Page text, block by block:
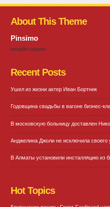
About This Theme
Pinsimo
онлайн казино
Recent Posts
Ушел из жизни актер Иван Бортник
Годовщина свадьбы в вагоне бизнес-
В московскую больницу доставлен
Анджелина Джоли не исключила своего
В Алматы установили инсталляцию из
Hot Topics